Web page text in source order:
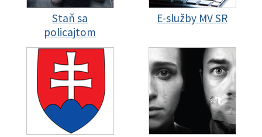
Staň sa
policajtom
E-služby MV SR